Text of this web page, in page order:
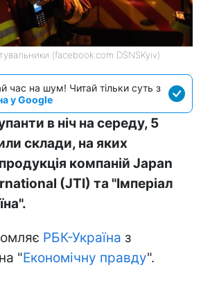
(facebook.com DSNSKyiv)
час на шум! Читай тільки суть з
у Google
в ніч на середу, 5
склади, на яких
компаній Japan
(JTI) та "Імперіал
РБК-Україна з
"Економічну правду".